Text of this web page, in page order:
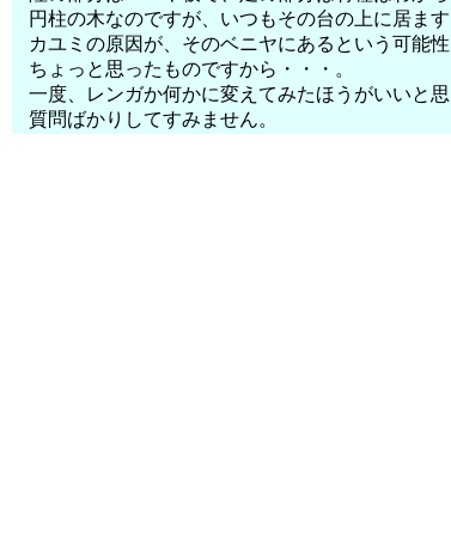
円柱の木なのですが、いつもその台の上に居ます
カユミの原因が、そのベニヤにあるという可能
ちょっと思ったものですから・・・。
一度、レンガか何かに変えてみたほうがいいと
質問ばかりしてすみません。